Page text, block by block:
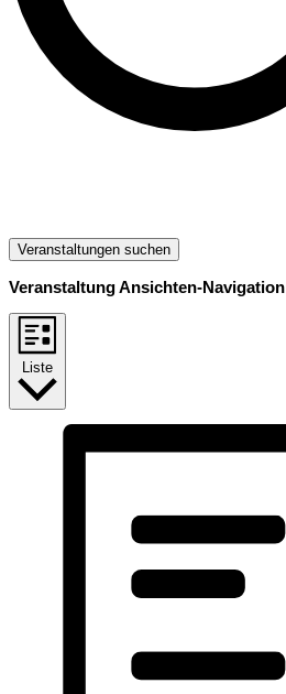
Veranstaltungen suchen
Veranstaltung Ansichten-Navigation
Liste